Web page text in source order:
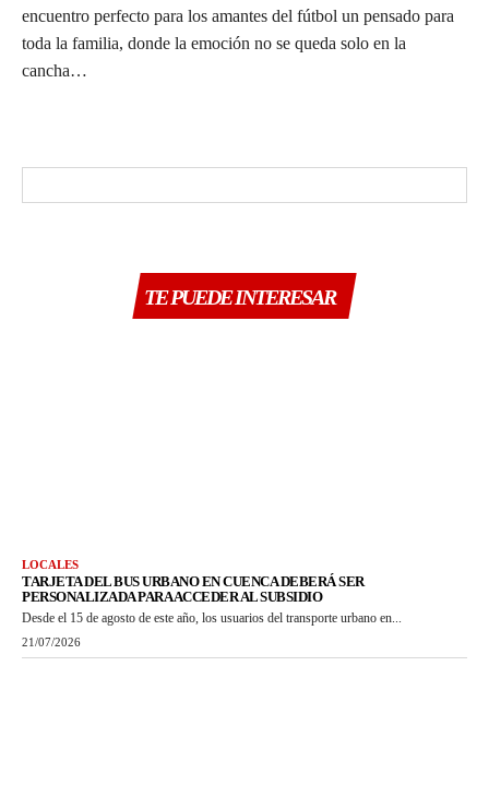
encuentro perfecto para los amantes del fútbol un pensado para
toda la familia, donde la emoción no se queda solo en la
cancha…
TE PUEDE INTERESAR
LOCALES
TARJETA DEL BUS URBANO EN CUENCA DEBERÁ SER
PERSONALIZADA PARA ACCEDER AL SUBSIDIO
Desde el 15 de agosto de este año, los usuarios del transporte urbano en...
21/07/2026